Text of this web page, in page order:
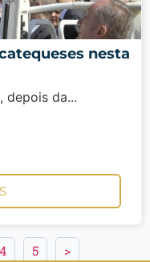
nesta
depois da...
4 5 >